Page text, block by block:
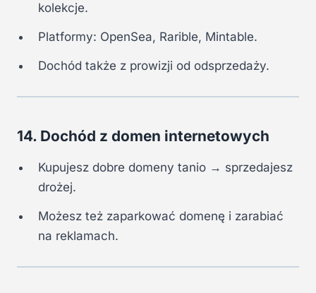
kolekcje.
Platformy: OpenSea, Rarible, Mintable.
Dochód także z prowizji od odsprzedaży.
14. Dochód z domen internetowych
Kupujesz dobre domeny tanio → sprzedajesz
drożej.
Możesz też zaparkować domenę i zarabiać
na reklamach.